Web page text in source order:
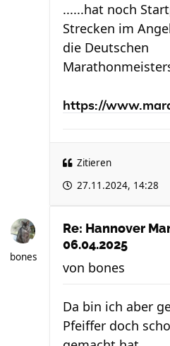
......hat noch
Strecken im
die Deutschen
https://
Zitieren
27.11.2024, 14:28
bones
Re: Hannover
06.04.2025
von bones
Da bin ich aber
Pfeiffer doch